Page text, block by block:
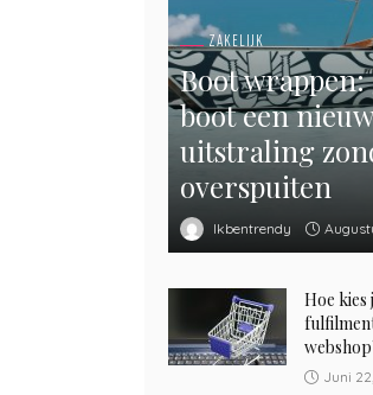
ZAKELIJK
Boot wrappen:
boot een
uitstraling
overspuiten
Ikbentrendy
Hoe kies
Juni